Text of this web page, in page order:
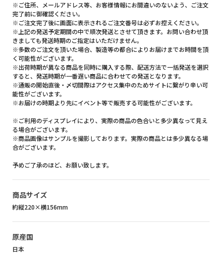
※ご住所、メールアドレス等、お客様情報にお間違いのないよう、ご注文
完了前に御確認ください。
※ご注文完了後に画面に表示されるご注文番号は必ずお控えください。
※上記の発送予定期間の中で順次発送とさせて頂きます。お問い合わせ頂
きましても発送時期のご指定はいただけません。
※多数のご注文を頂いた場合、製造等の都合によりお届けまでお時間を頂
く可能性がございます。
※出荷時期が異なる商品を同時に購入する際、配送方法で一括発送を選択
すると、発送時期が一番遅い商品に合わせての発送となります。
※通販の開始直後・〆切間際はアクセス集中のためサイトに繋がり辛い可
能性がございます。
※お届けの時期より先にイベント等で販売する可能性がございます。
※ご利用のディスプレイにより、実際の商品の色合いと多少異なって見え
る場合がございます。
※商品画像はサンプルを撮影しております。実際の商品とは多少異なる場
合がございます。
予めご了承のほど、お願い致します。
商品サイズ
約縦220×横156mm
原産国
日本